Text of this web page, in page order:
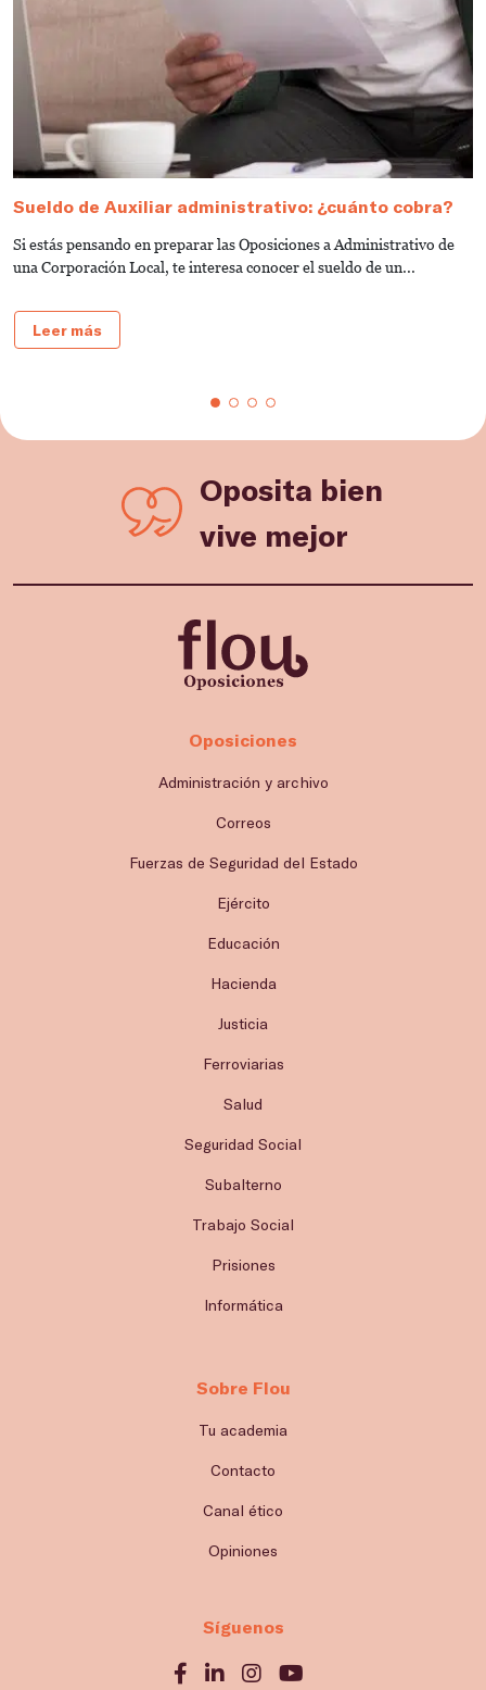
Sueldo de Auxiliar administrativo: ¿cuánto cobra?
Si estás pensando en preparar las Oposiciones a Administrativo de
una Corporación Local, te interesa conocer el sueldo de un...
Leer más
Oposita bien
vive mejor
Oposiciones
Administración y archivo
Correos
Fuerzas de Seguridad del Estado
Ejército
Educación
Hacienda
Justicia
Ferroviarias
Salud
Seguridad Social
Subalterno
Trabajo Social
Prisiones
Informática
Sobre Flou
Tu academia
Contacto
Canal ético
Opiniones
Síguenos